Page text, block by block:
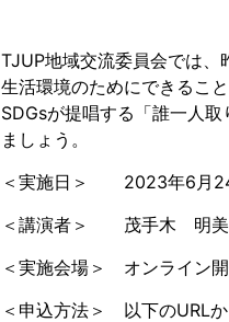
TJUP地域交流委員会では
生活環境のためにできるこ
SDGsが提唱する「誰一人
ましょう。
＜実施日＞ 2023年6月
＜講演者＞ 茂手木 明美
＜実施会場＞ オンライン
＜申込方法＞ 以下のURLか